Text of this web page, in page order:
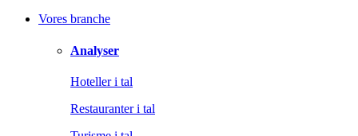
Vores branche
Analyser
Hoteller i tal
Restauranter i tal